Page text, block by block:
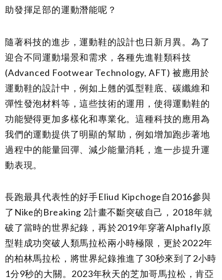
助發揮足部的運動潛能呢？
隨著科技的進步，運動鞋的設計也日新月異。為了
迎合不同運動場景和需求，各種先進鞋類科技
(Advanced Footwear Technology, AFT) 被應用於
運動鞋的設計中，例如上翹的弧型鞋底、碳纖維和
彈性發泡材料等，這些技術的運用，使得運動鞋的
功能變得更加多樣化和專業化。這種科技的應用為
我們的運動提供了明顯的幫助，例如增加跑步著地
過程中的能量回彈、減少能量消耗，進一步提升運
動表現。
長跑最具代表性的好手Eliud Kipchoge自2016參與
了Nike的Breaking 2計畫不斷突破自己，2018年就
破了當時的世界紀錄，再於2019年穿著Alphafly原
型鞋成功突破人類馬拉松兩小時極限，更於2022年
的柏林馬拉松，將世界紀錄推進了30秒來到了2小時
1分9秒的大關。2023年秋天的芝加哥馬拉松，肯亞